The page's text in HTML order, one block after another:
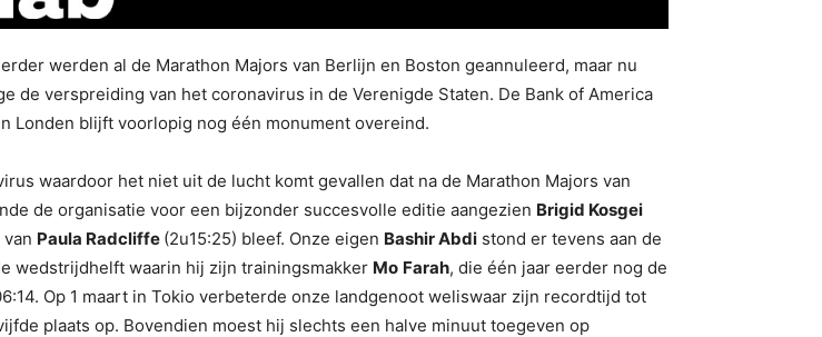
werden al de Marathon Majors van Berlijn en Boston geannuleerd, maar nu
de verspreiding van het coronavirus in de Verenigde Staten. De Bank of America
Londen blijft voorlopig nog één monument overeind.
waardoor het niet uit de lucht komt gevallen dat na de Marathon Majors van
de organisatie voor een bijzonder succesvolle editie aangezien Brigid Kosgei
Paula Radcliffe (2u15:25) bleef. Onze eigen Bashir Abdi stond er tevens aan de
wedstrijdhelft waarin hij zijn trainingsmakker Mo Farah, die één jaar eerder nog de
Op 1 maart in Tokio verbeterde onze landgenoot weliswaar zijn recordtijd tot
plaats op. Bovendien moest hij slechts een halve minuut toegeven op